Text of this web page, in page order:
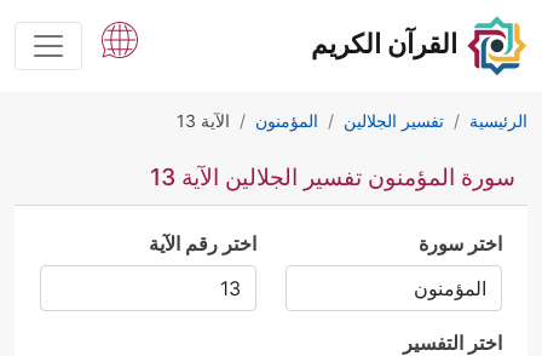
القرآن الكريم
الرئيسية تفسير الجلالين المؤمنون الآية 13
سورة المؤمنون تفسير الجلالين الآية 13
اختر سورة اختر رقم الآية
اختر التفسير